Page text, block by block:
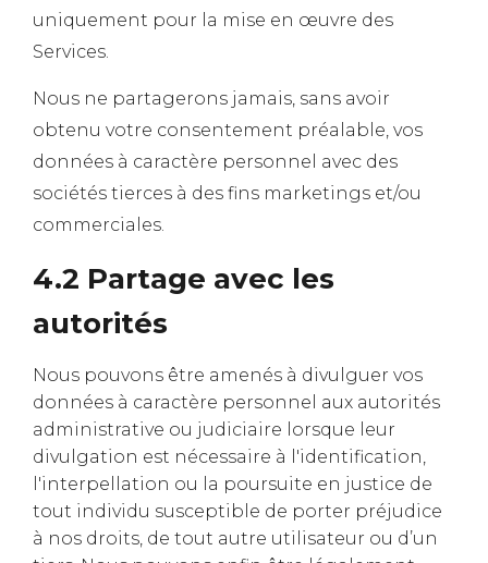
uniquement pour la mise en œuvre des
Services.
Nous ne partagerons jamais, sans avoir
obtenu votre consentement préalable, vos
données à caractère personnel avec des
sociétés tierces à des fins marketings et/ou
commerciales.
4.2 Partage avec les
autorités
Nous pouvons être amenés à divulguer vos
données à caractère personnel aux autorités
administrative ou judiciaire lorsque leur
divulgation est nécessaire à l'identification,
l'interpellation ou la poursuite en justice de
tout individu susceptible de porter préjudice
à nos droits, de tout autre utilisateur ou d’un